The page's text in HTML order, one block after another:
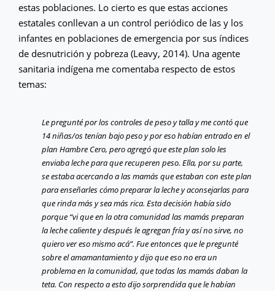
estas poblaciones. Lo cierto es que estas acciones
estatales conllevan a un control periódico de las y los
infantes en poblaciones de emergencia por sus índices
de desnutrición y pobreza (Leavy, 2014). Una agente
sanitaria indígena me comentaba respecto de estos
temas:
Le pregunté por los controles de peso y talla y me contó que
14 niñas/os tenían bajo peso y por eso habían entrado en el
plan Hambre Cero, pero agregó que este plan solo les
enviaba leche para que recuperen peso. Ella, por su parte,
se estaba acercando a las mamás que estaban con este plan
para enseñarles cómo preparar la leche y aconsejarlas para
que rinda más y sea más rica. Esta decisión había sido
porque “vi que en la otra comunidad las mamás preparan
la leche caliente y después le agregan fría y así no sirve, no
quiero ver eso mismo acá”. Fue entonces que le pregunté
sobre el amamantamiento y dijo que eso no era un
problema en la comunidad, que todas las mamás daban la
teta. Con respecto a esto dijo sorprendida que le habían